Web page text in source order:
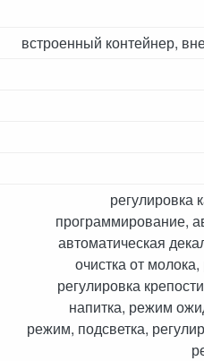
встроенный контейнер,
регулировка
программирование,
автоматическая
очистка от
регулировка
напитка, режим
режим, подсветка,